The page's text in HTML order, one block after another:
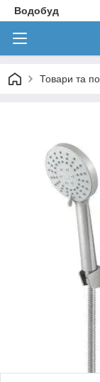
Водобуд
Товари та